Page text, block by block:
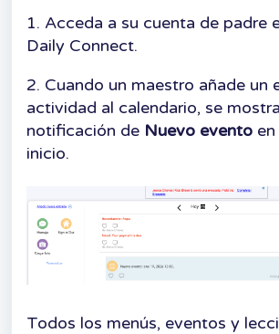
1. Acceda a su cuenta de padre
Daily Connect.
2. Cuando un maestro añade un
actividad al calendario, se
notificación de Nuevo evento
inicio.
Todos los menús, eventos y